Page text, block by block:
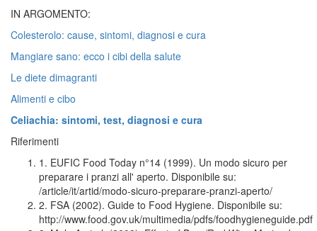
IN ARGOMENTO:
Colesterolo: cause, sintomi, diagnosi e cura
Mangiare sano: ecco i cibi della salute
Le diete dimagranti
Alimenti e cibo
Celiachia: sintomi, test, diagnosi e cura
Riferimenti
1. EUFIC Food Today n°14 (1999). Un modo sicuro per
preparare i pranzi all' aperto. Disponibile su:
/article/it/artid/modo-sicuro-preparare-pranzi-aperto/
2. FSA (2002). Guide to Food Hygiene. Disponibile su:
http://www.food.gov.uk/multimedia/pdfs/foodhygieneguide.pdf